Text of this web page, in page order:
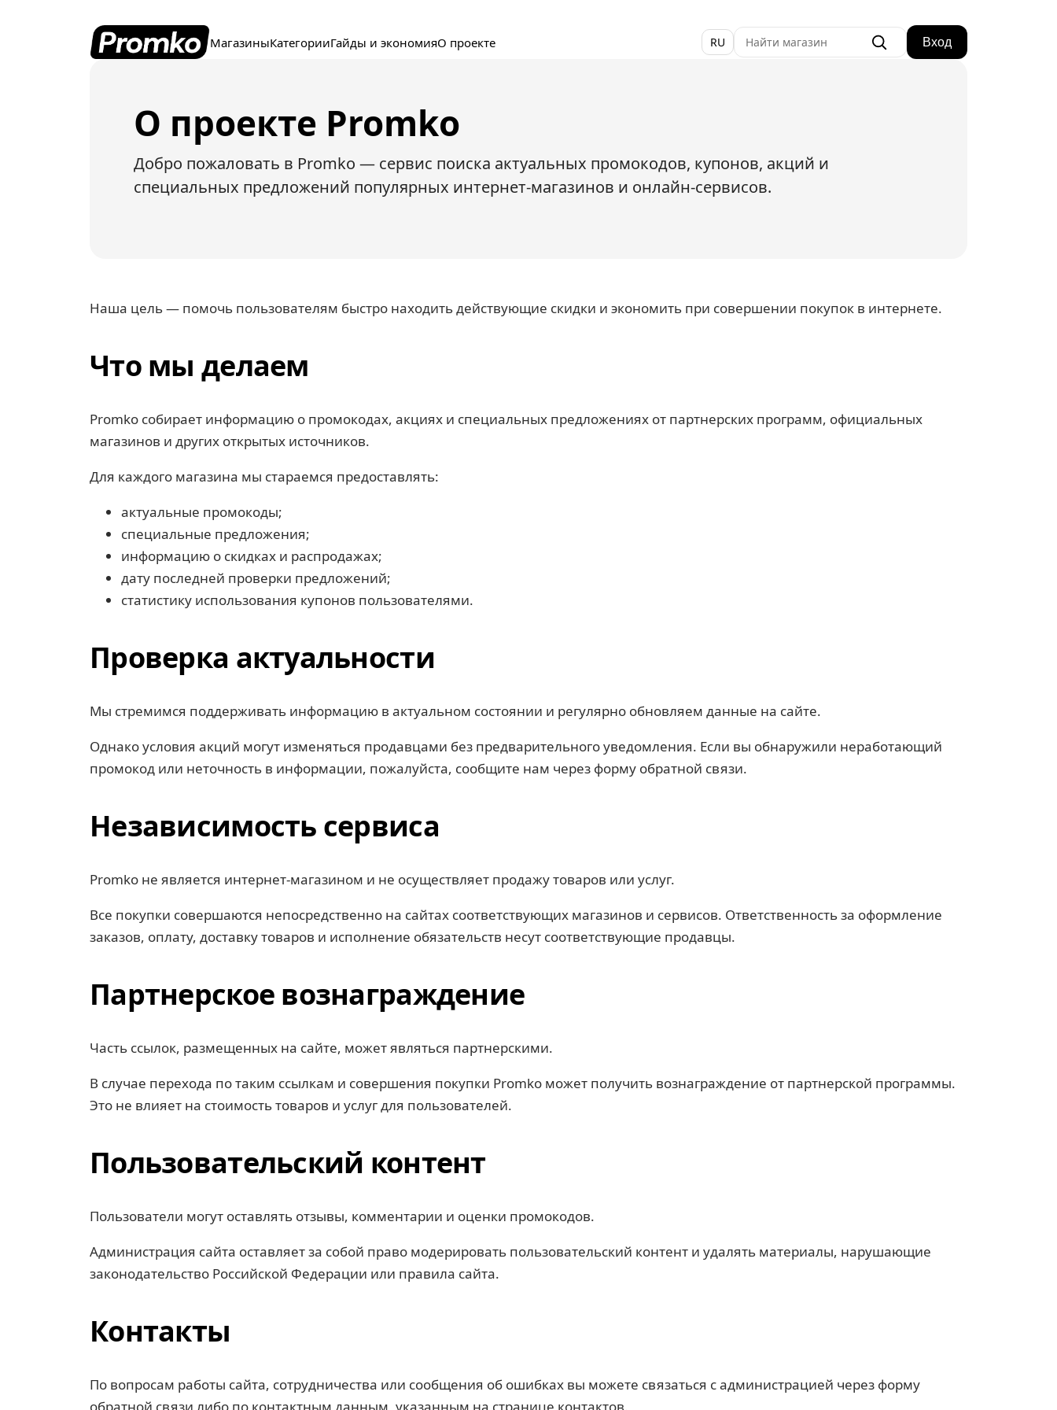
МагазиныКатегорииГайды и экономияО проекте RU Вход
О проекте Promko
Добро пожаловать в Promko — сервис поиска актуальных промокодов, купонов, акций и
специальных предложений популярных интернет-магазинов и онлайн-сервисов.
Наша цель — помочь пользователям быстро находить действующие скидки и экономить при совершении покупок в интернете.
Что мы делаем
Promko собирает информацию о промокодах, акциях и специальных предложениях от партнерских программ, официальных
магазинов и других открытых источников.
Для каждого магазина мы стараемся предоставлять:
актуальные промокоды;
специальные предложения;
информацию о скидках и распродажах;
дату последней проверки предложений;
статистику использования купонов пользователями.
Проверка актуальности
Мы стремимся поддерживать информацию в актуальном состоянии и регулярно обновляем данные на сайте.
Однако условия акций могут изменяться продавцами без предварительного уведомления. Если вы обнаружили неработающий
промокод или неточность в информации, пожалуйста, сообщите нам через форму обратной связи.
Независимость сервиса
Promko не является интернет-магазином и не осуществляет продажу товаров или услуг.
Все покупки совершаются непосредственно на сайтах соответствующих магазинов и сервисов. Ответственность за оформление
заказов, оплату, доставку товаров и исполнение обязательств несут соответствующие продавцы.
Партнерское вознаграждение
Часть ссылок, размещенных на сайте, может являться партнерскими.
В случае перехода по таким ссылкам и совершения покупки Promko может получить вознаграждение от партнерской программы.
Это не влияет на стоимость товаров и услуг для пользователей.
Пользовательский контент
Пользователи могут оставлять отзывы, комментарии и оценки промокодов.
Администрация сайта оставляет за собой право модерировать пользовательский контент и удалять материалы, нарушающие
законодательство Российской Федерации или правила сайта.
Контакты
По вопросам работы сайта, сотрудничества или сообщения об ошибках вы можете связаться с администрацией через форму